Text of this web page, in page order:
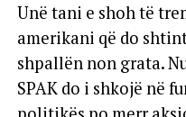
Unë tani e shoh të
amerikani që do
shpallën non grata.
SPAK do i shkojë në